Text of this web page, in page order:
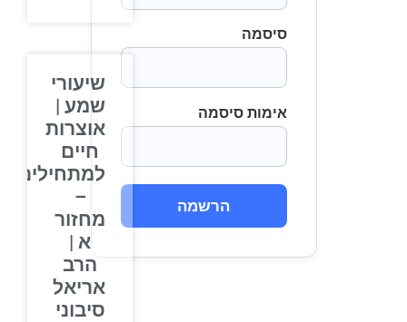
סיסמה
אימות סיסמה
הרשמה
שיעורי
שמע |
אוצרות
חיים
למתחילים
מחזור
א |
הרב
אריאל
סיבוני